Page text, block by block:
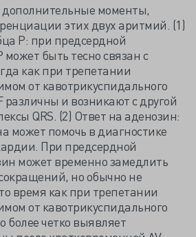
моменты,
этих двух аритмий. (1)
P: при предсердной
может быть тесно связан с
как при трепетании
от кавотрикуспидального
и возникают с другой
QRS. (2) Ответ на аденозин:
может помочь в диагностике
При предсердной
может временно замедлить
но обычно не
время как при трепетании
от кавотрикуспидального
более четко выявляет